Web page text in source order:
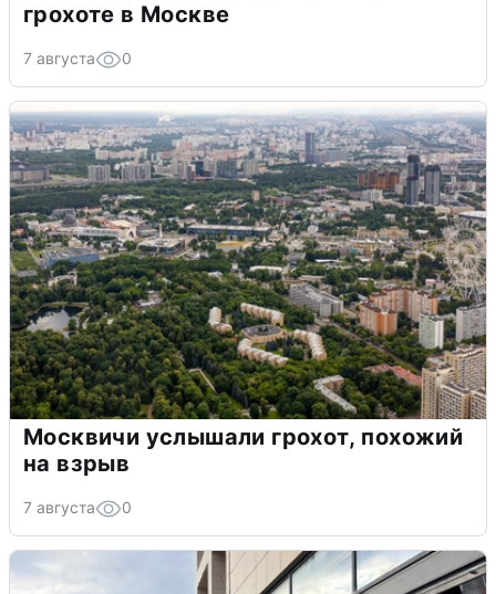
грохоте в Москве
7 августа 0
Москвичи услышали грохот, похожий
на взрыв
7 августа 0